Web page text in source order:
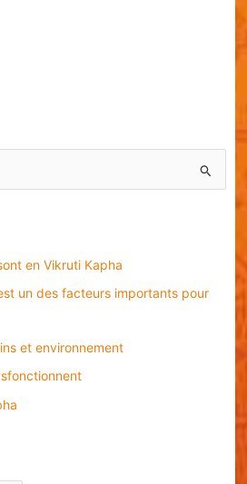
en Vikruti Kapha
un des facteurs importants pour
et environnement